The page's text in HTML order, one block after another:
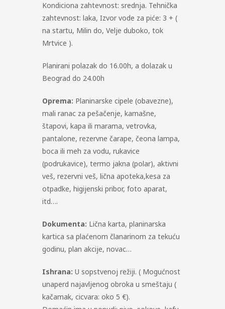
Kondiciona zahtevnost: srednja. Tehnička
zahtevnost: laka, Izvor vode za piće: 3 + (
na startu, Milin do, Velje duboko, tok
Mrtvice ).
Planirani polazak do 16.00h, a dolazak u
Beograd do 24.00h
Oprema: Planinarske cipele (obavezne),
mali ranac za pešačenje, kamašne,
štapovi, kapa ili marama, vetrovka,
pantalone, rezervne čarape, čeona lampa,
boca ili meh za vodu, rukavice
(podrukavice), termo jakna (polar), aktivni
veš, rezervni veš, lična apoteka,kesa za
otpadke, higijenski pribor, foto aparat,
itd….
Dokumenta: Lična karta, planinarska
kartica sa plaćenom članarinom za tekuću
godinu, plan akcije, novac…
Ishrana: U sopstvenoj režiji. ( Mogućnost
unaperd najavljenog obroka u smeštaju (
kačamak, cicvara: oko 5 €).